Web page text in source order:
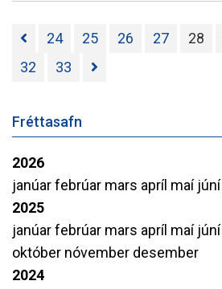
24 25 26 27 28
32
33
Fréttasafn
2026
janúarfebrúar mars apríl maí júní
2025
janúarfebrúar mars apríl maí júní
október nóvember desember
2024